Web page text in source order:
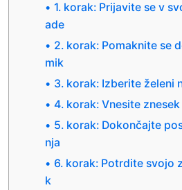
1. korak: Prijavite se v
ade
2. korak: Pomaknite se
mik
3. korak: Izberite želeni
4. korak: Vnesite
5. korak: Dokončajte
nja
6. korak: Potrdite svojo
k